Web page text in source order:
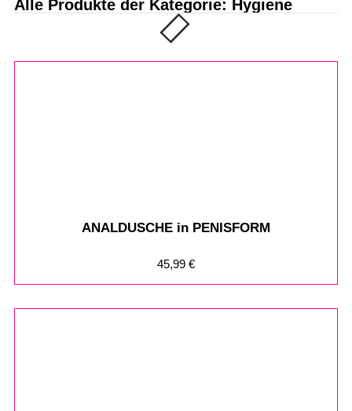
Alle Produkte der Kategorie: Hygiene
ANALDUSCHE in PENISFORM
45,99 €